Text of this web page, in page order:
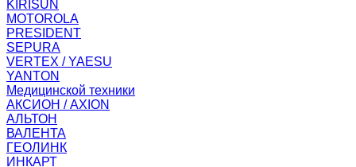
KIRISUN
MOTOROLA
PRESIDENT
SEPURA
VERTEX / YAESU
YANTON
Медицинской техники
АКСИОН / AXION
АЛЬТОН
ВАЛЕНТА
ГЕОЛИНК
ИНКАРТ